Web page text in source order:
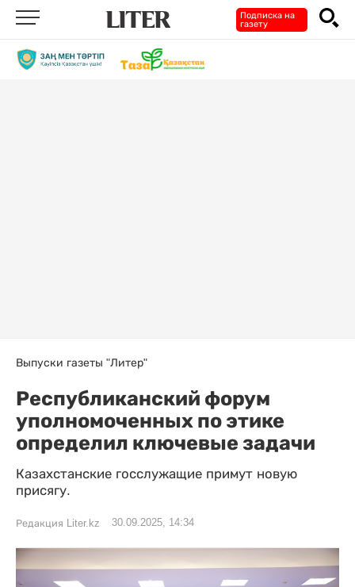
Подписка на
газету
Выпуски газеты "Литер"
Республиканский форум
уполномоченных по этике
определил ключевые задачи
Казахстанские госслужащие примут новую
присягу.
Редакция Liter.kz 30.09.2025, 14:34